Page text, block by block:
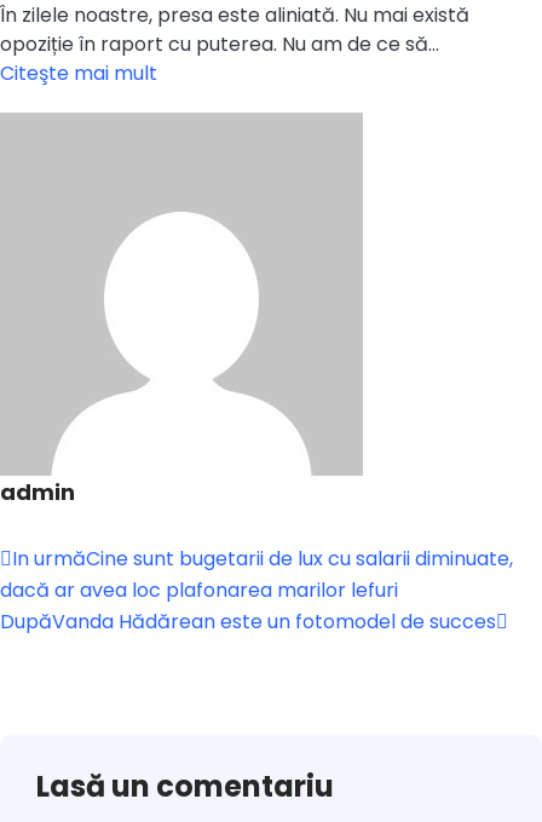
În zilele noastre, presa este aliniată. Nu mai există
opoziție în raport cu puterea. Nu am de ce să…
Citeşte mai mult
admin
In urmăCine sunt bugetarii de lux cu salarii diminuate,
dacă ar avea loc plafonarea marilor lefuri
DupăVanda Hădărean este un fotomodel de succes
Lasă un comentariu